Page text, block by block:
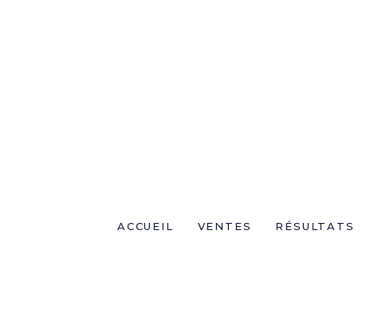
ACCUEIL VENTES RÉSULTATS